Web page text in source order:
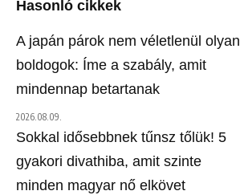
Hasonló cikkek
A japán párok nem véletlenül olyan
boldogok: Íme a szabály, amit
mindennap betartanak
2026.08.09.
Sokkal idősebbnek tűnsz tőlük! 5
gyakori divathiba, amit szinte
minden magyar nő elkövet